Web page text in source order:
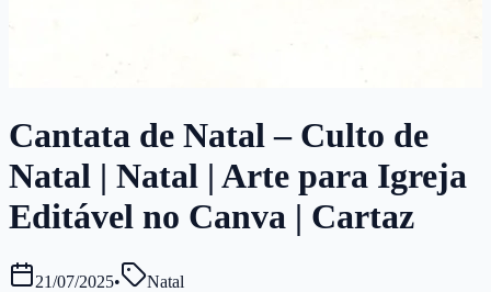
Cantata de Natal – Culto de
Natal | Natal | Arte para Igreja
Editável no Canva | Cartaz
21/07/2025• Natal